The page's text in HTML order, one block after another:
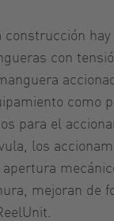
construcción
con
como
para el
los
mejoran de